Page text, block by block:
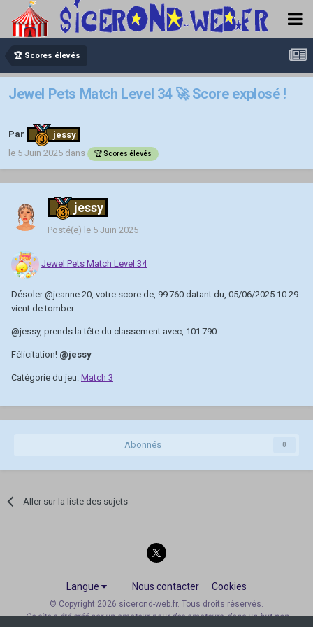
🏆 Scores élevés
Jewel Pets Match Level 34 🚀 Score explosé !
Par
jessy
le 5 Juin 2025 dans 🏆 Scores élevés
jessy
Posté(e) le 5 Juin 2025
Jewel Pets Match Level 34
Désoler@jeanne 20 , votre score de, 99 760 datant du, 05/06/2025 10:29
vient de tomber.
@jessy, prends la tête du classement avec, 101 790.
Félicitation! @jessy
Catégorie du jeu: Match 3
Abonnés 0
Aller sur la liste des sujets
Langue Nous contacter Cookies
© Copyright 2026 sicerond-web.fr. Tous droits réservés.
Ce site a été créé par un amateur, pour des amateurs, dans un but non